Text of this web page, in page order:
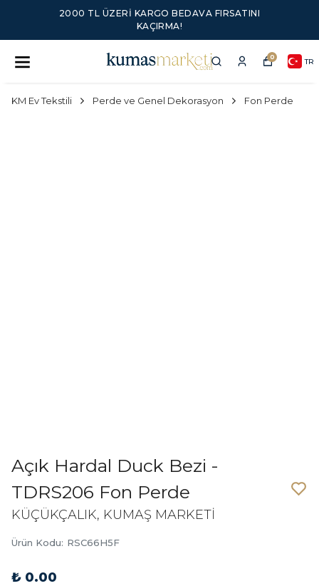
2000 TL ÜZERI KARGO BEDAVA FIRSATINI
KAÇIRMA!
0 TR
KM Ev Tekstili Perde ve Genel Dekorasyon Fon Perde
Açık Hardal Duck Bezi -
TDRS206 Fon Perde
KÜÇÜKÇALIK, KUMAŞ MARKETİ
Ürün Kodu: RSC66H5F
₺ 0.00